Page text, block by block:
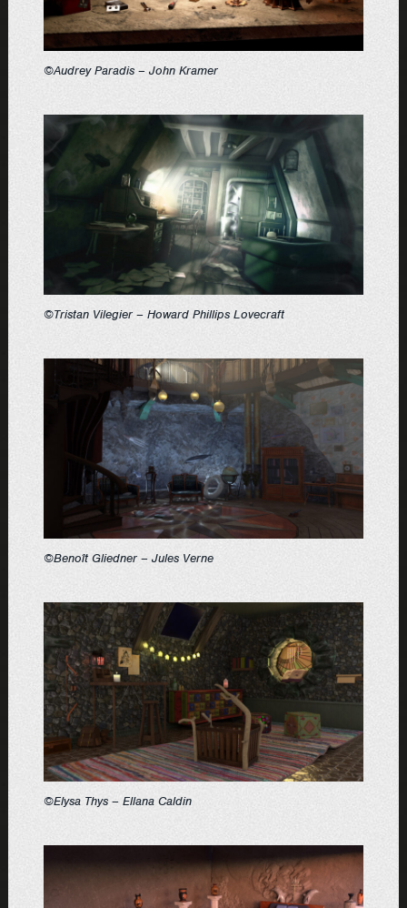
©Audrey Paradis – John Kramer
©Tristan Vilegier – Howard Phillips Lovecraft
©Benoît Gliedner – Jules Verne
©Elysa Thys – Ellana Caldin